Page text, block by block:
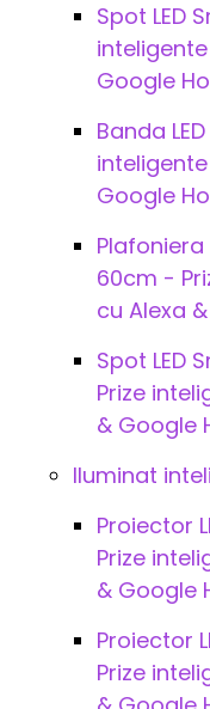
Spot LED
Google
Banda
Google
Plafoniera
60cm -
cu Alexa
Spot LED
Prize
& Google
Iluminat
Proiector
Prize
& Google
Proiector
Prize